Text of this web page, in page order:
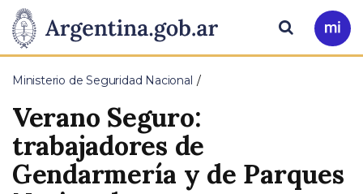
Presidencia
de
la
Nación
Pasar al contenido principal
Ir
a
Buscar
Ministerio de Seguridad Nacional
Verano Seguro:
trabajadores de
Gendarmería y de Parques